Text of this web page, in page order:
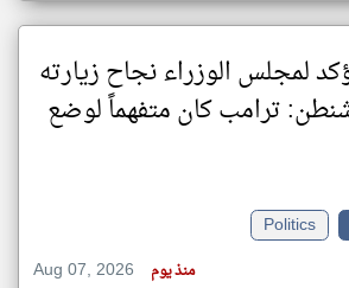
لمجلس الوزراء نجاح زيارته
ترامب كان متفهماً لوضع
Politics
Aug 07, 2026
منذ يوم